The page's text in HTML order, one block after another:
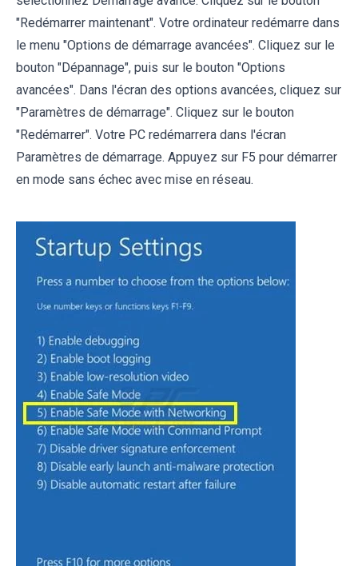
"Redémarrer maintenant". Votre ordinateur redémarre dans
le menu "Options de démarrage avancées". Cliquez sur le
bouton "Dépannage", puis sur le bouton "Options
avancées". Dans l'écran des options avancées, cliquez sur
"Paramètres de démarrage". Cliquez sur le bouton
"Redémarrer". Votre PC redémarrera dans l'écran
Paramètres de démarrage. Appuyez sur F5 pour démarrer
en mode sans échec avec mise en réseau.